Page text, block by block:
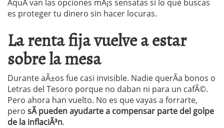
AquÃ­ van las opciones mÃ¡s sensatas si lo que buscas
es proteger tu dinero sin hacer locuras.
La renta fija vuelve a estar
sobre la mesa
Durante aÃ±os fue casi invisible. Nadie querÃ­a bonos o
Letras del Tesoro porque no daban ni para un cafÃ©.
Pero ahora han vuelto. No es que vayas a forrarte,
pero sÃ­ pueden ayudarte a compensar parte del golpe
de la inflaciÃ³n.